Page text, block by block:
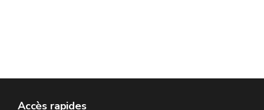
Accès rapides